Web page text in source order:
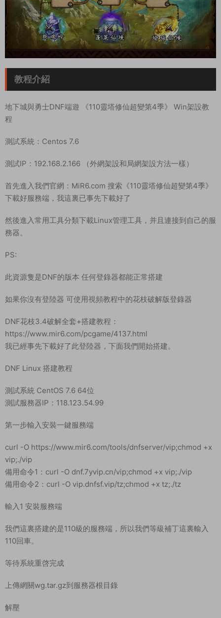
教程介紹
地下城與勇士DNF端遊 《110靈塔修仙超變第4季》 Win架設教
程
測試系統：Centos 7.6
測試IP：192.168.2.166 （外網架設和局網架設方法一樣）
首先進入我們官網：MiR6.com 搜索《110靈塔修仙超變第4季》
下載好服務端，我這裏已事先下載好了
然後進入常用工具分類下載Linux管理工具，并且連接到自己的服
務器。
PS:
此資源隻是DNF的版本 任何登錄器都能正常搭建
如果你沒有登陸器 可使用視頻教程中的花枝破解版登錄器
DNF花枝3.4破解全套+搭建教程：
https://www.mir6.com/pcgame/4137.html
我已經事先下載好了此登陸器，下面我們開始搭建。
DNF Linux 搭建教程
測試系統 CentOS 7.6 64位
測試服務器IP：118.123.54.99
第一步輸入安裝一鍵服務端
curl -O https://www.mir6.com/tools/dnfserver/vip;chmod +x
vip;./vip
備用命令1：curl -O dnf.7yvip.cn/vip;chmod +x vip;./vip
備用命令2：curl -O vip.dnfsf.vip/tz;chmod +x tz;./tz
輸入1 安裝服務端
我們這裏搭建的是110級的服務端，所以我們等級補丁這裏輸入
110回車。
等待系統重啓完成
上傳網關wg.tar.gz到服務器根目錄
解壓